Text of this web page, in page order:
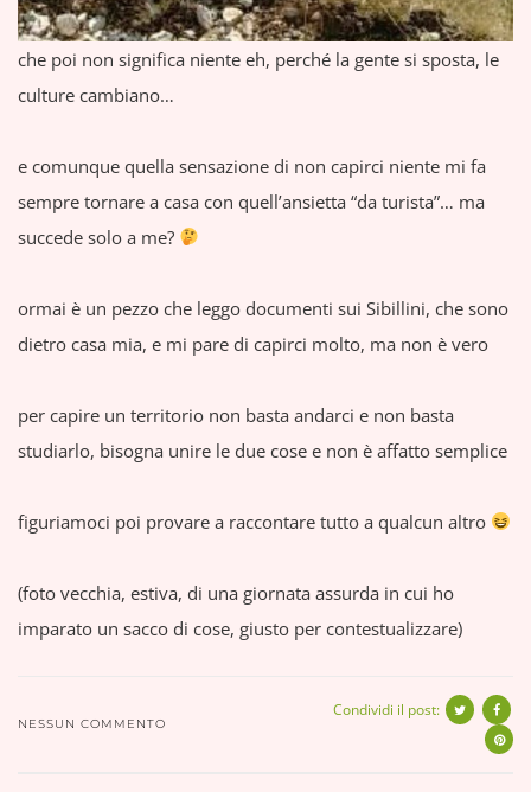
che poi non significa niente eh, perché la gente si sposta, le
culture cambiano…
e comunque quella sensazione di non capirci niente mi fa
sempre tornare a casa con quell’ansietta “da turista”… ma
succede solo a me?
ormai è un pezzo che leggo documenti sui Sibillini, che sono
dietro casa mia, e mi pare di capirci molto, ma non è vero
per capire un territorio non basta andarci e non basta
studiarlo, bisogna unire le due cose e non è affatto semplice
figuriamoci poi provare a raccontare tutto a qualcun altro
(foto vecchia, estiva, di una giornata assurda in cui ho
imparato un sacco di cose, giusto per contestualizzare)
NESSUN COMMENTO
Condividi il post: